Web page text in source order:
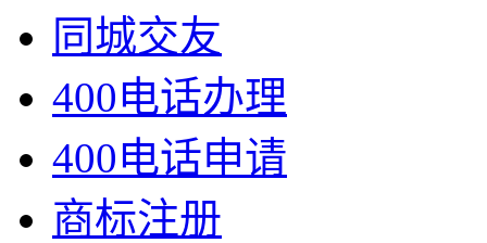
同城交友
400电话办理
400电话申请
商标注册